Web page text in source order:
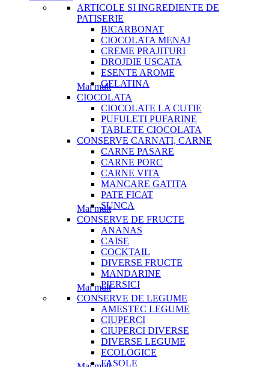
ARTICOLE SI INGREDIENTE DE
PATISERIE
BICARBONAT
CIOCOLATA MENAJ
CREME PRAJITURI
DROJDIE USCATA
ESENTE AROME
GELATINA
Mai mult
CIOCOLATA
CIOCOLATE LA CUTIE
PUFULETI PUFARINE
TABLETE CIOCOLATA
CONSERVE CARNATI, CARNE
CARNE PASARE
CARNE PORC
CARNE VITA
MANCARE GATITA
PATE FICAT
SUNCA
Mai mult
CONSERVE DE FRUCTE
ANANAS
CAISE
COCKTAIL
DIVERSE FRUCTE
MANDARINE
PIERSICI
Mai mult
CONSERVE DE LEGUME
AMESTEC LEGUME
CIUPERCI
CIUPERCI DIVERSE
DIVERSE LEGUME
ECOLOGICE
FASOLE